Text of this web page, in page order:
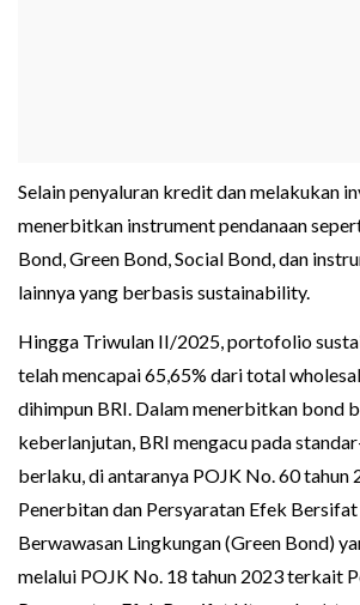
Selain penyaluran kredit dan melakukan
menerbitkan instrument pendanaan
Bond, Green Bond, Social Bond, dan
lainnya yang berbasis sustainability.
Hingga Triwulan II/2025, portofolio
telah mencapai 65,65% dari total
dihimpun BRI. Dalam menerbitkan bond
keberlanjutan, BRI mengacu pada
berlaku, di antaranya POJK No. 60
Penerbitan dan Persyaratan Efek
Berwawasan Lingkungan (Green Bond)
melalui POJK No. 18 tahun 2023 terkait